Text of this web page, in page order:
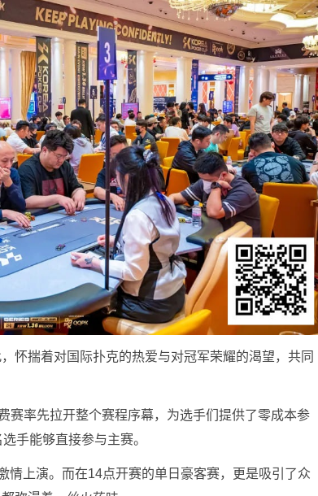
怀揣着对国际扑克的热爱与对冠军荣耀的渴望，共同
赛率先拉开整个赛程序幕，为选手们提供了零成本参
手能够直接参与主赛。
情上演。而在14点开赛的单日豪客赛，更是吸引了众